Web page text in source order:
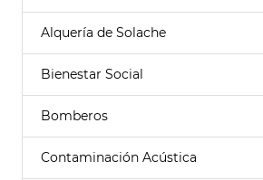
Alquería de Solache
Bienestar Social
Bomberos
Contaminación Acústica